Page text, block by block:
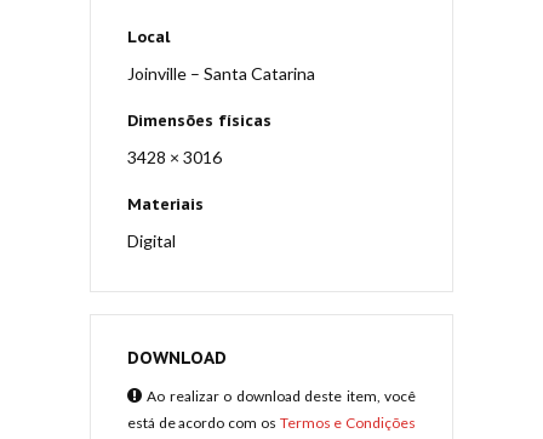
Local
Joinville – Santa Catarina
Dimensões físicas
3428 × 3016
Materiais
Digital
DOWNLOAD
Ao realizar o download deste item, você
está de acordo com os Termos e Condições